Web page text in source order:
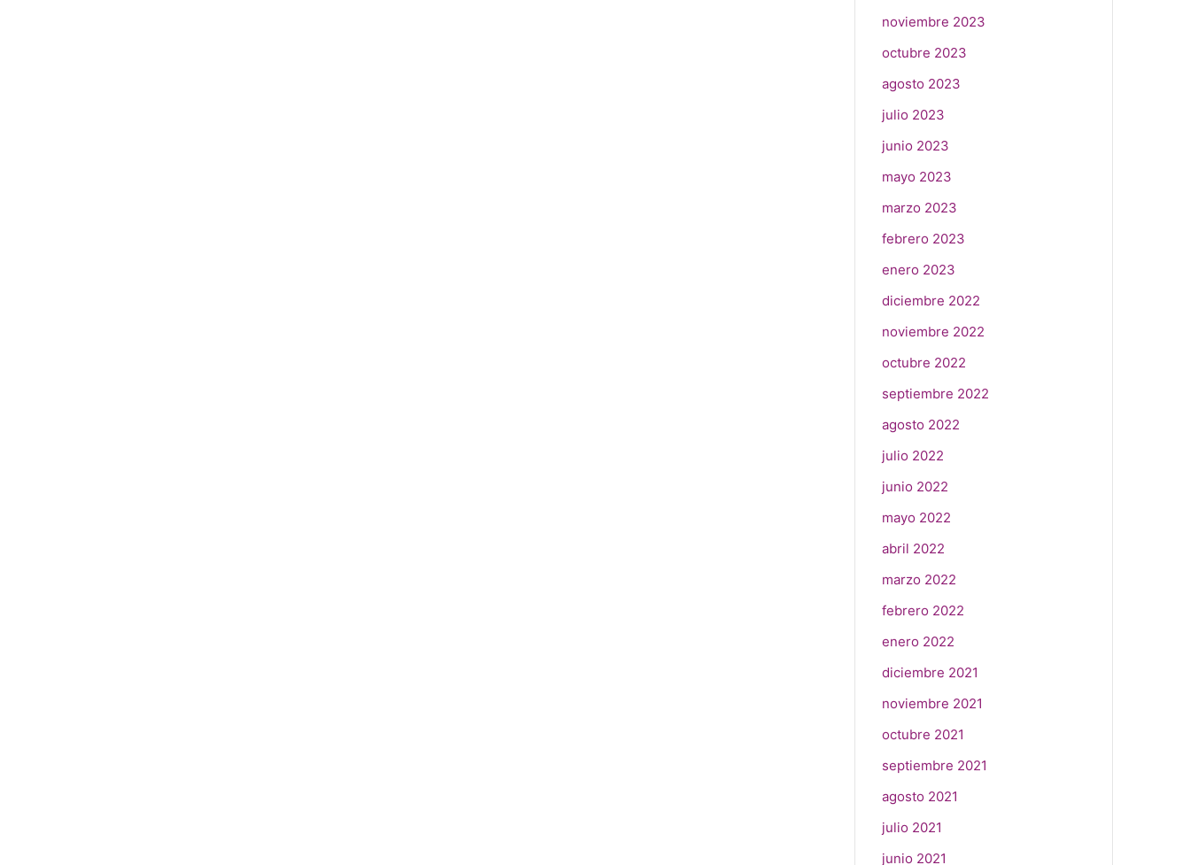
noviembre 2023
octubre 2023
agosto 2023
julio 2023
junio 2023
mayo 2023
marzo 2023
febrero 2023
enero 2023
diciembre 2022
noviembre 2022
octubre 2022
septiembre 2022
agosto 2022
julio 2022
junio 2022
mayo 2022
abril 2022
marzo 2022
febrero 2022
enero 2022
diciembre 2021
noviembre 2021
octubre 2021
septiembre 2021
agosto 2021
julio 2021
junio 2021